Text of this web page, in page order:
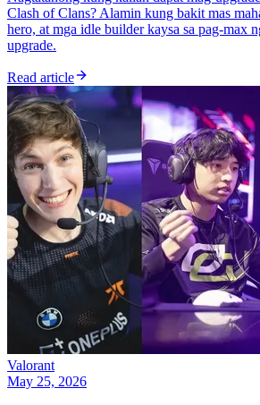
Clash of Clans? Alamin kung bakit mas
hero, at mga idle builder kaysa sa pag-max
upgrade.
Read article
Valorant
May 25, 2026